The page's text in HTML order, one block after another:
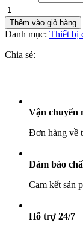
Thớt
Nhựa
PP
Chữ
Nhật
Thêm vào giỏ hàng
Danh mục: Thiết bị
Chia sẻ:
Vận chuyển
Đơn hàng về
Đảm bảo
Cam kết sản
Hỗ trợ 24/7